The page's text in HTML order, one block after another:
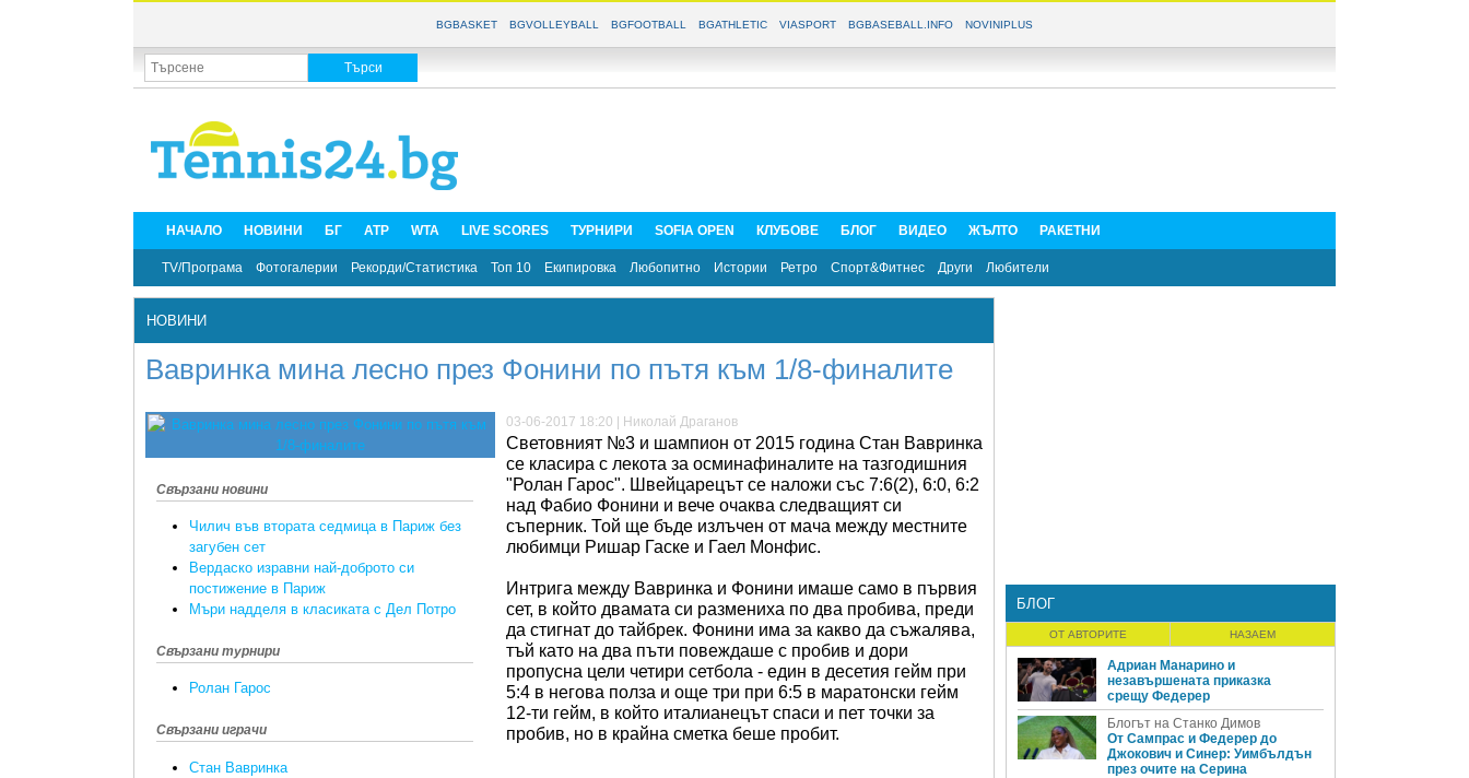
BGBASKET BGVOLLEYBALL BGFOOTBALL BGATHLETIC VIASPORT BGBASEBALL.INFO NOVINIPLUS
НАЧАЛО НОВИНИ БГ ATP WTA LIVE SCORES ТУРНИРИ SOFIA OPEN КЛУБОВЕ БЛОГ ВИДЕО ЖЪЛТО РАКЕТНИ
TV/Програма Фотогалерии Рекорди/Статистика Топ 10 Екипировка Любопитно Истории Ретро Спорт&Фитнес Други Любители
НОВИНИ
Вавринка мина лесно през Фонини по пътя към 1/8-финалите
Свързани новини
Чилич във втората седмица в Париж без
загубен сет
Вердаско изравни най-доброто си
постижение в Париж
Мъри надделя в класиката с Дел Потро
Свързани турнири
Ролан Гарос
Свързани играчи
Стан Вавринка
03-06-2017 18:20 | Николай Драганов
Световният №3 и шампион от 2015 година Стан Вавринка
се класира с лекота за осминафиналите на тазгодишния
"Ролан Гарос". Швейцарецът се наложи със 7:6(2), 6:0, 6:2
над Фабио Фонини и вече очаква следващият си
съперник. Той ще бъде излъчен от мача между местните
любимци Ришар Гаске и Гаел Монфис.
Интрига между Вавринка и Фонини имаше само в първия
сет, в който двамата си размениха по два пробива, преди
да стигнат до тайбрек. Фонини има за какво да съжалява,
тъй като на два пъти повеждаше с пробив и дори
пропусна цели четири сетбола - един в десетия гейм при
5:4 в негова полза и още три при 6:5 в маратонски гейм
12-ти гейм, в който италианецът спаси и пет точки за
пробив, но в крайна сметка беше пробит.
БЛОГ
ОТ АВТОРИТЕ НАЗАЕМ
Адриан Манарино и
незавършената приказка
срещу Федерер
Блогът на Станко Димов
От Сампрас и Федерер до
Джокович и Синер: Уимбълдън
през очите на Серина